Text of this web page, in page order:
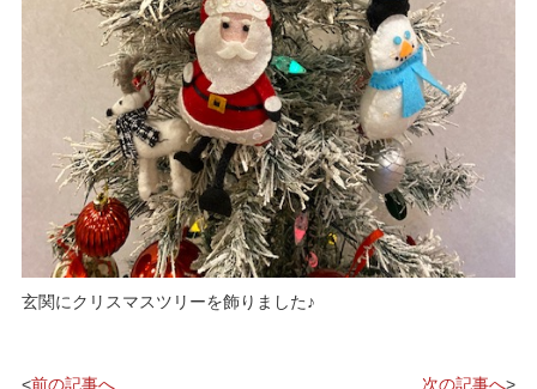
玄関にクリスマスツリーを飾りました♪
<前の記事へ 次の記事へ>